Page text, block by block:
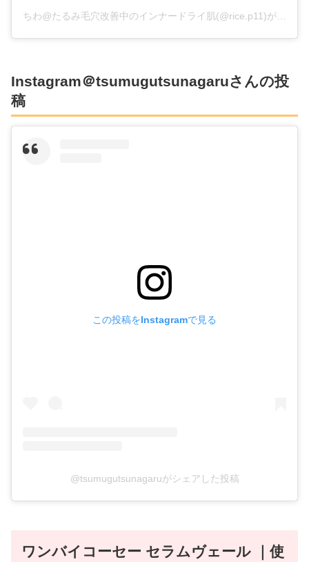
Instagram＠tsumugutsunagaruさんの投
稿
この投稿をInstagramで見る
@tsumugutsunagaruがシェアした投稿
ワンバイコーセー セラムヴェール ｜使